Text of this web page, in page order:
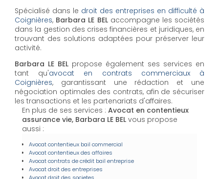
Spécialisé dans le droit des entreprises en difficulté à
Coignières, Barbara LE BELaccompagne les sociétés
dans la gestion des crises financières et juridiques, en
trouvant des solutions adaptées pour préserver leur
activité.
Barbara LE BEL propose également ses services en
tant qu'avocat en contrats commerciaux à
Coignières, garantissant une rédaction et une
négociation optimales des contrats, afin de sécuriser
les transactions et les partenariats d'affaires.
En plus de ses services : Avocat en contentieux
assurance vie, Barbara LE BEL vous propose
aussi :
Avocat contentieux bail commercial
Avocat contentieux des affaires
Avocat contrats de crédit bail entreprise
Avocat droit des entreprises
Avocat droit des societes